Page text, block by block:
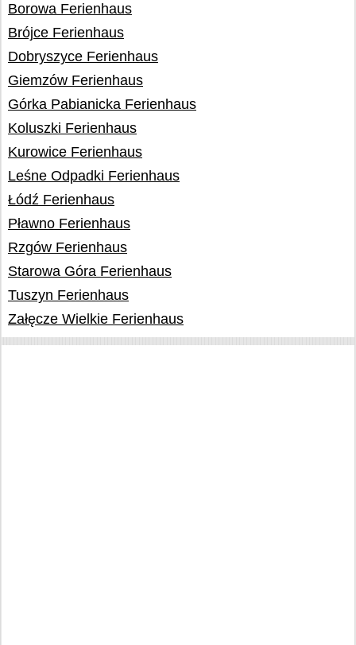
Borowa Ferienhaus
Brójce Ferienhaus
Dobryszyce Ferienhaus
Giemzów Ferienhaus
Górka Pabianicka Ferienhaus
Koluszki Ferienhaus
Kurowice Ferienhaus
Leśne Odpadki Ferienhaus
Łódź Ferienhaus
Pławno Ferienhaus
Rzgów Ferienhaus
Starowa Góra Ferienhaus
Tuszyn Ferienhaus
Załęcze Wielkie Ferienhaus